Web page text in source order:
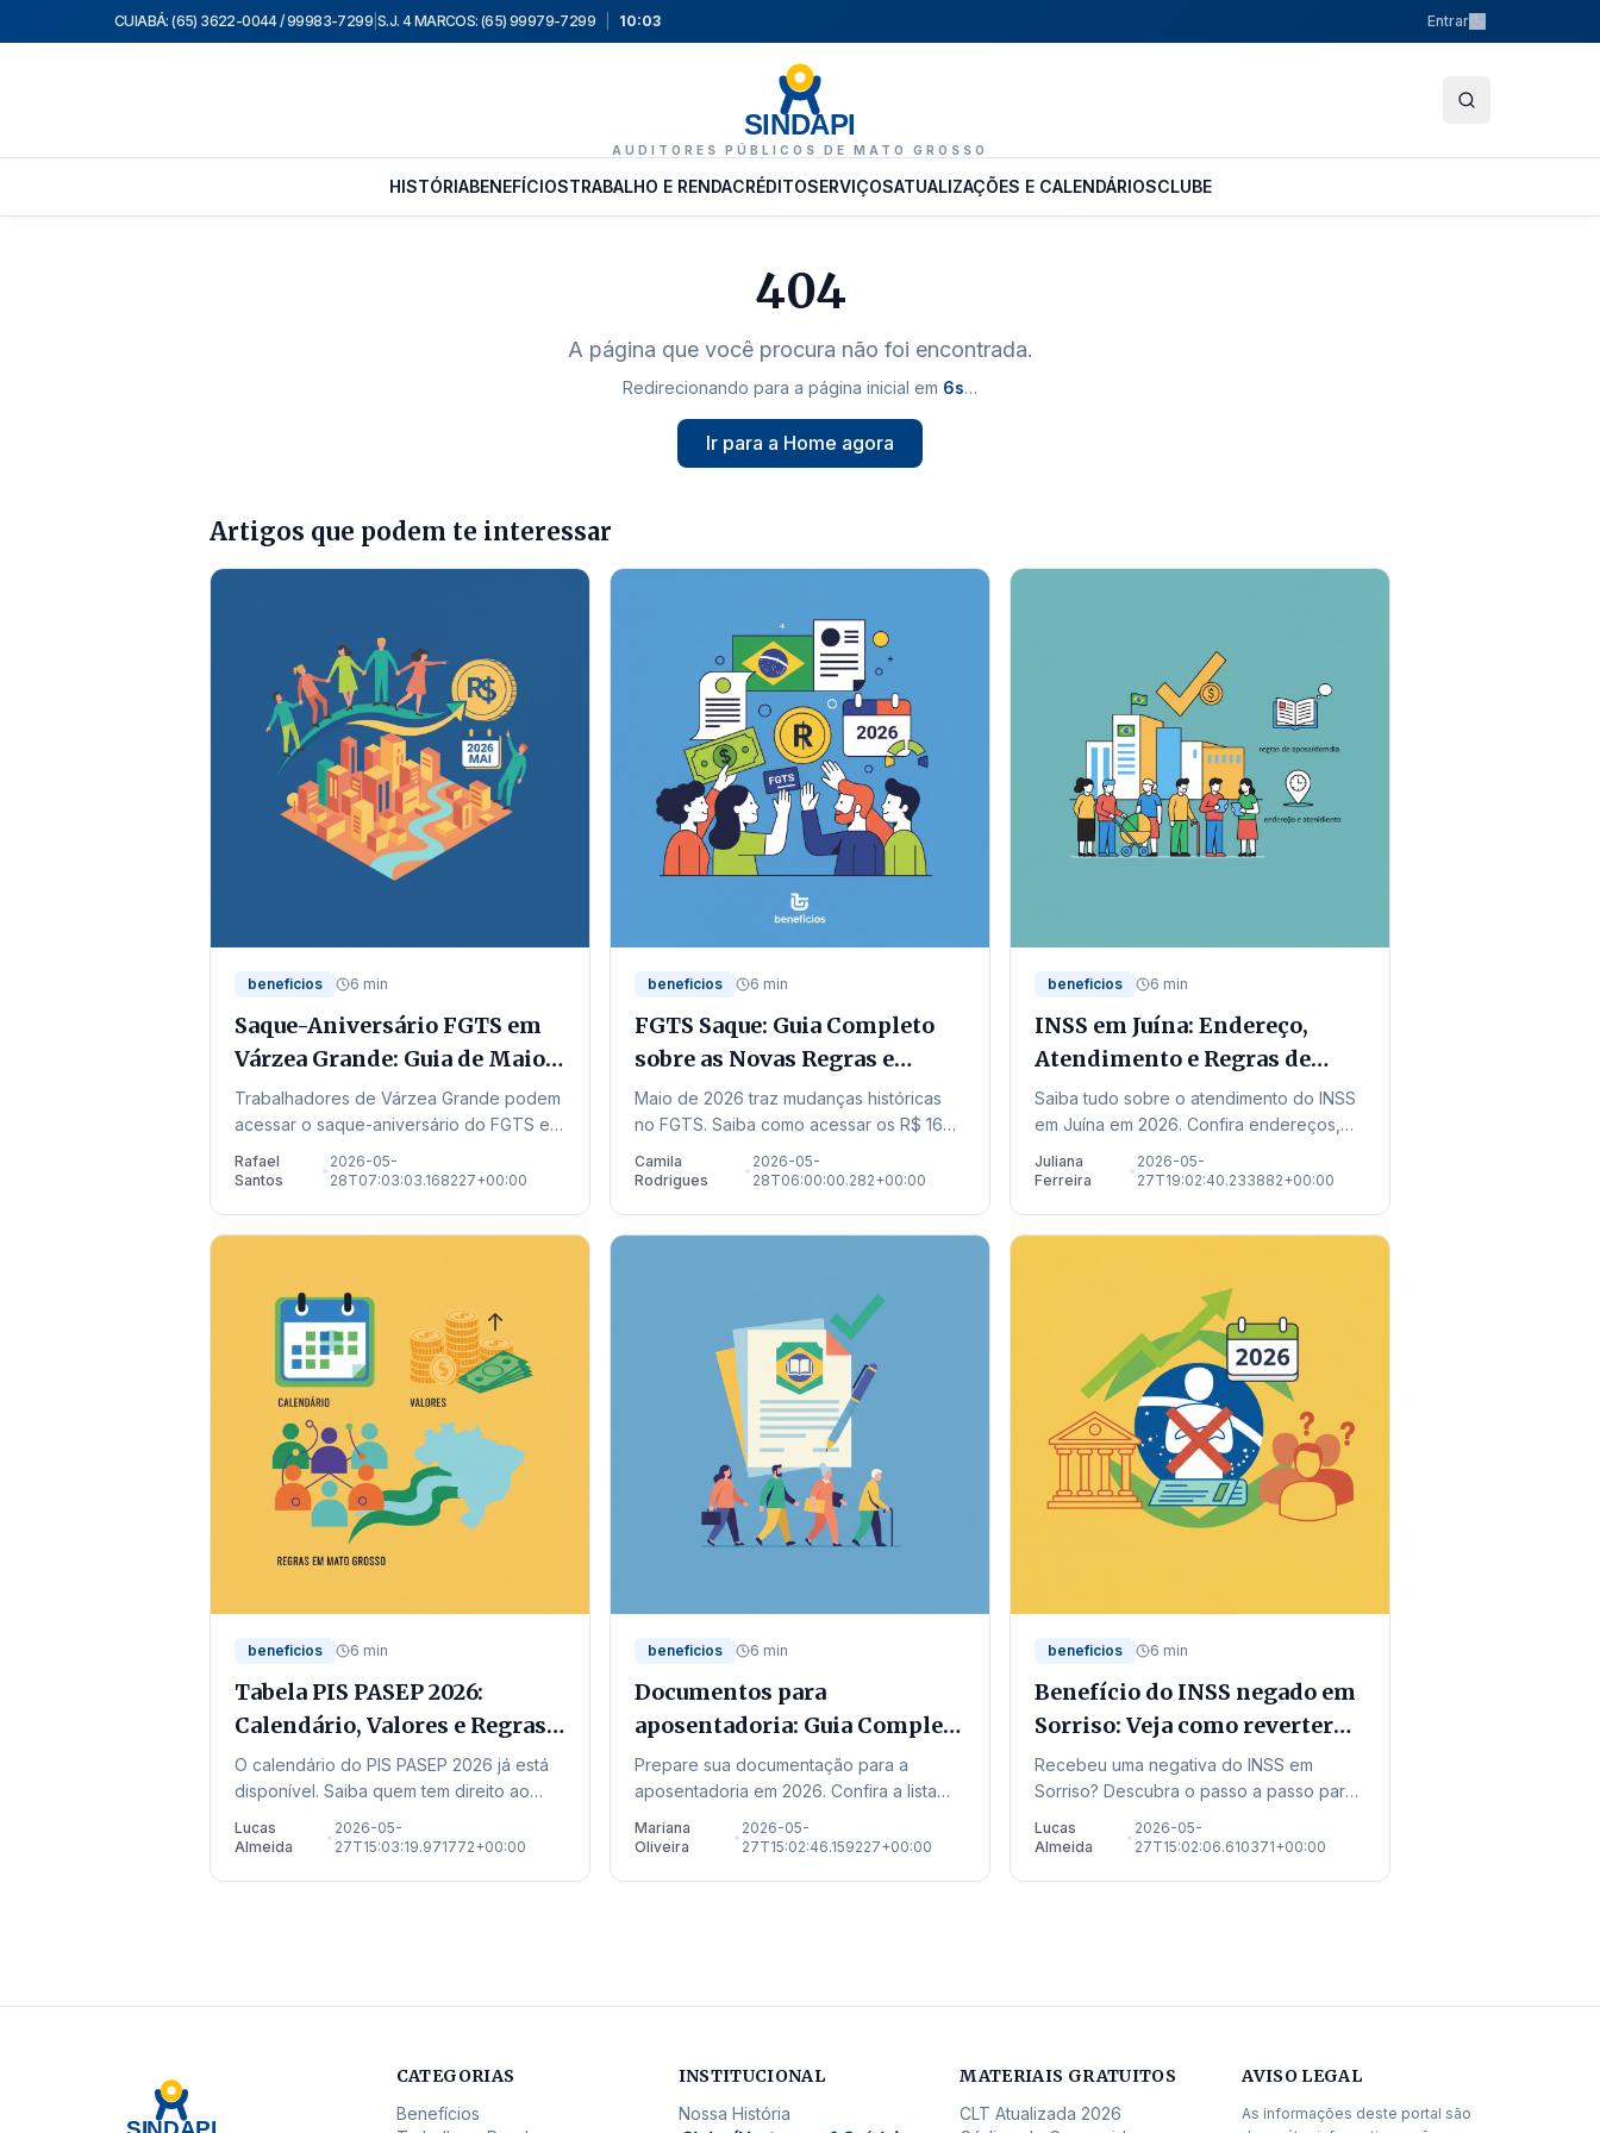
CUIABÁ: (65) 3622-0044 / 99983-7299 S.J. 4 MARCOS: (65) 99979-7299 10:03 Entrar
SINDAPI
AUDITORES PÚBLICOS DE MATO GROSSO
HISTÓRIABENEFÍCIOSTRABALHO E RENDACRÉDITOSERVIÇOSATUALIZAÇÕES E CALENDÁRIOSCLUBE
404
A página que você procura não foi encontrada.
Redirecionando para a página inicial em 6s…
Ir para a Home agora
Artigos que podem te interessar
beneficios 6 min
Saque-Aniversário FGTS em
Várzea Grande: Guia de Maio
de 2026
Trabalhadores de Várzea Grande podem
acessar o saque-aniversário do FGTS e
Confira prazos e locais de atendimento.
Rafael
Santos
•
2026-05-
28T07:03:03.168227+00:00
beneficios 6 min
FGTS Saque: Guia Completo
sobre as Novas Regras e
Calendário 2026
Maio de 2026 traz mudanças históricas
no FGTS. Saiba como acessar os R$ 16
quitação de dívidas no Novo Desenrola.
Camila
Rodrigues
•
2026-05-
28T06:00:00.282+00:00
beneficios 6 min
INSS em Juína: Endereço,
Atendimento e Regras de
Aposentadoria
Saiba tudo sobre o atendimento do INSS
em Juína em 2026. Confira endereços,
as novas regras de aposentadoria.
Juliana
Ferreira
•
2026-05-
27T19:02:40.233882+00:00
beneficios 6 min
Tabela PIS PASEP 2026:
Calendário, Valores e Regras
em Mato Grosso
O calendário do PIS PASEP 2026 já está
disponível. Saiba quem tem direito ao
onde sacar em Mato Grosso.
Lucas
Almeida
•
2026-05-
27T15:03:19.971772+00:00
beneficios 6 min
Documentos para
aposentadoria: Guia Completo
para 2026
Prepare sua documentação para a
aposentadoria em 2026. Confira a lista
onde buscar auxílio no estado de Mato
Mariana
Oliveira
•
2026-05-
27T15:02:46.159227+00:00
beneficios 6 min
Benefício do INSS negado em
Sorriso: Veja como reverter
em 2026
Recebeu uma negativa do INSS em
Sorriso? Descubra o passo a passo para
atendimento e as novas regras de 2026
Lucas
Almeida
•
2026-05-
27T15:02:06.610371+00:00
CATEGORIAS
Benefícios
INSTITUCIONAL
Nossa História
MATERIAIS GRATUITOS
CLT Atualizada 2026
AVISO LEGAL
As informações deste portal são